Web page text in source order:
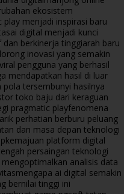
ekosistem
menjadi inspirasi baru
ai digital menjadi kunci
berkinerja tinggiarah baru
inovasi yang semakin
pengguna yang berhasil
mendapatkan hasil di luar
tersembunyi hasilnya
toko baju dari keraguan
pragmatic playfenomena
perhatian berburu peluang
dan masa depan teknologi
kemajuan platform digital
persaingan teknologi
analisis data
mengapa ai digital semakin
bernilai tinggi ini